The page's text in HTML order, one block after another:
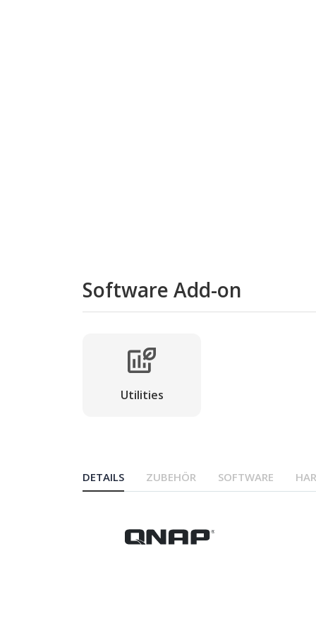
Software Add-on
Utilities
DETAILS ZUBEHÖR SOFTWARE